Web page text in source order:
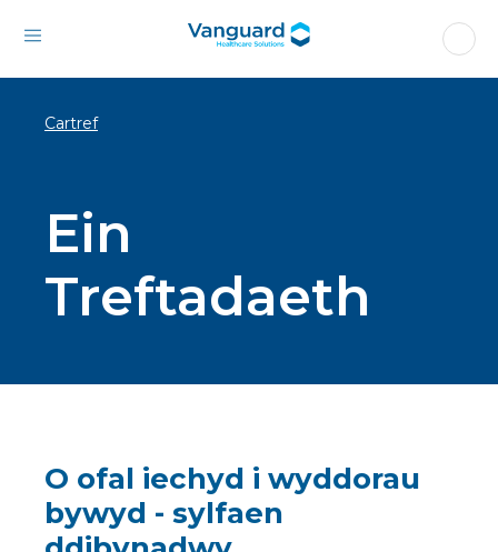
Cartref
Ein
Treftadaeth
O ofal iechyd i wyddorau
bywyd - sylfaen